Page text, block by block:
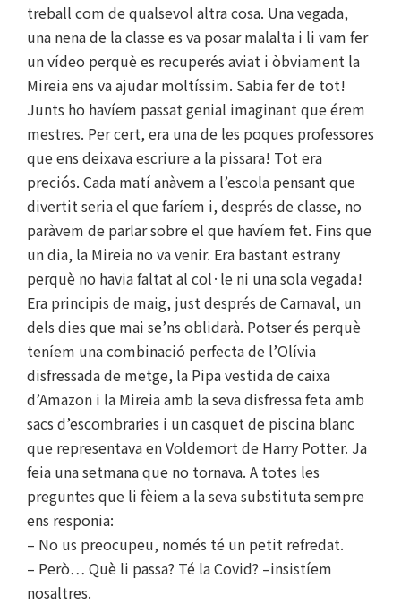
treball com de qualsevol altra cosa. Una vegada,
una nena de la classe es va posar malalta i li vam fer
un vídeo perquè es recuperés aviat i òbviament la
Mireia ens va ajudar moltíssim. Sabia fer de tot!
Junts ho havíem passat genial imaginant que érem
mestres. Per cert, era una de les poques professores
que ens deixava escriure a la pissara! Tot era
preciós. Cada matí anàvem a l’escola pensant que
divertit seria el que faríem i, després de classe, no
paràvem de parlar sobre el que havíem fet. Fins que
un dia, la Mireia no va venir. Era bastant estrany
perquè no havia faltat al col·le ni una sola vegada!
Era principis de maig, just després de Carnaval, un
dels dies que mai se’ns oblidarà. Potser és perquè
teníem una combinació perfecta de l’Olívia
disfressada de metge, la Pipa vestida de caixa
d’Amazon i la Mireia amb la seva disfressa feta amb
sacs d’escombraries i un casquet de piscina blanc
que representava en Voldemort de Harry Potter. Ja
feia una setmana que no tornava. A totes les
preguntes que li fèiem a la seva substituta sempre
ens responia:
– No us preocupeu, només té un petit refredat.
– Però… Què li passa? Té la Covid? –insistíem
nosaltres.